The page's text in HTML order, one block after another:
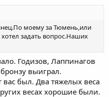
моему за Тюмень,или
хотел задать вопрос.Наших
Годизов, Лаппинагов
выиграл.
был. Два тяжелых веса
весах хорошие были.